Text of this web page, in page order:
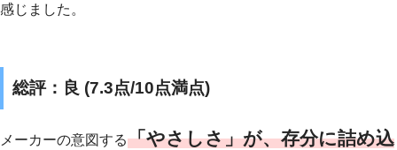
感じました。
総評：良 (7.3点/10点満点)
メーカーの意図する「やさしさ」が、存分に詰め込